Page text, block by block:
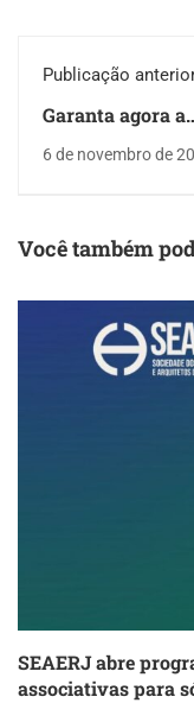
Publicação
Garanta agora a
diferença no
6 de novembro de
Você também
SEAERJ abre
associativas para